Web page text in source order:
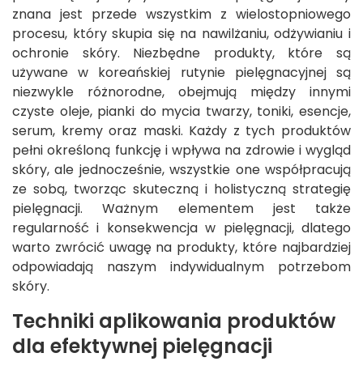
znana jest przede wszystkim z wielostopniowego
procesu, który skupia się na nawilżaniu, odżywianiu i
ochronie skóry. Niezbędne produkty, które są
używane w koreańskiej rutynie pielęgnacyjnej są
niezwykle różnorodne, obejmują między innymi
czyste oleje, pianki do mycia twarzy, toniki, esencje,
serum, kremy oraz maski. Każdy z tych produktów
pełni określoną funkcję i wpływa na zdrowie i wygląd
skóry, ale jednocześnie, wszystkie one współpracują
ze sobą, tworząc skuteczną i holistyczną strategię
pielęgnacji. Ważnym elementem jest także
regularność i konsekwencja w pielęgnacji, dlatego
warto zwrócić uwagę na produkty, które najbardziej
odpowiadają naszym indywidualnym potrzebom
skóry.
Techniki aplikowania produktów
dla efektywnej pielęgnacji